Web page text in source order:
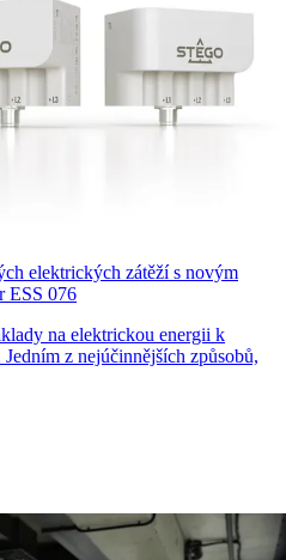
elektrických zátěží s novým
ESS 076
na elektrickou energii k
z nejúčinnějších způsobů,